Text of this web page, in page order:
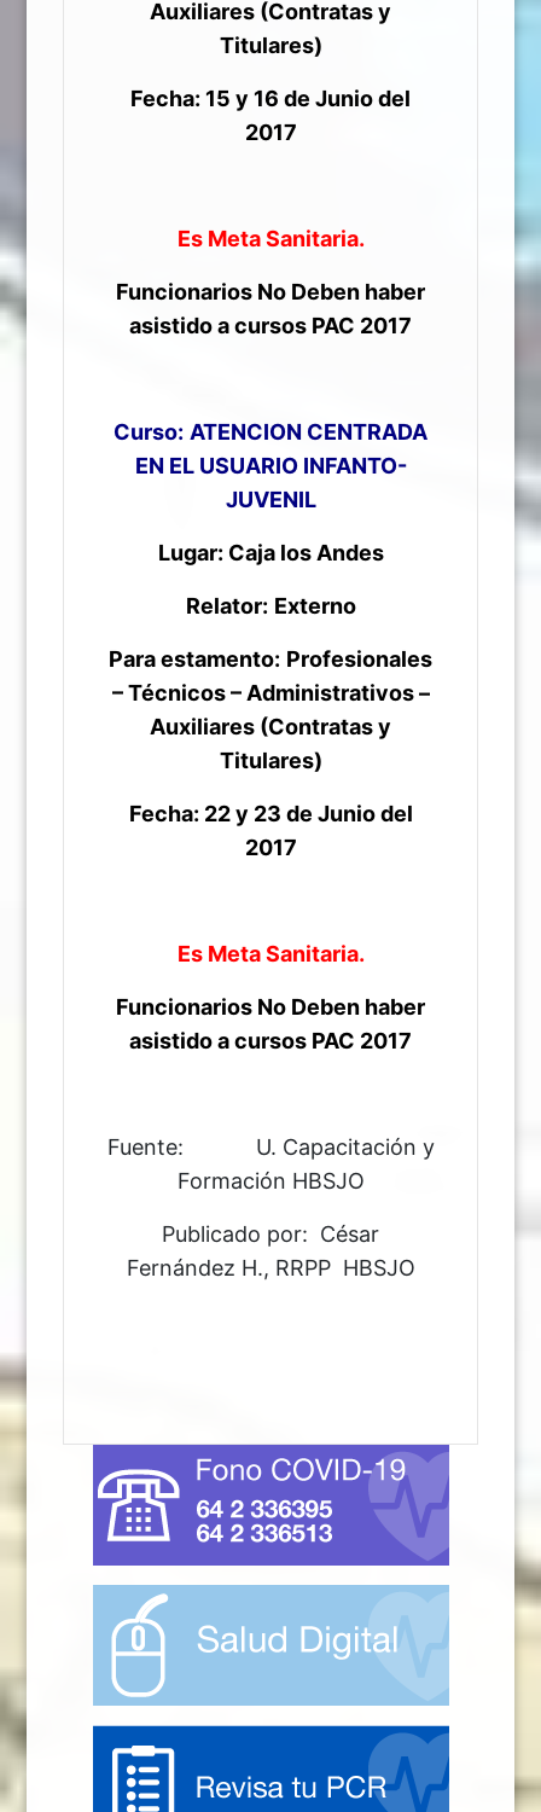
Auxiliares (Contratas y
Titulares)
Fecha: 15 y 16 de Junio del
2017
Es Meta Sanitaria.
Funcionarios No Deben haber
asistido a cursos PAC 2017
Curso: ATENCION CENTRADA
EN EL USUARIO INFANTO-
JUVENIL
Lugar: Caja los Andes
Relator: Externo
Para estamento: Profesionales
– Técnicos – Administrativos –
Auxiliares (Contratas y
Titulares)
Fecha: 22 y 23 de Junio del
2017
Es Meta Sanitaria.
Funcionarios No Deben haber
asistido a cursos PAC 2017
Fuente: U. Capacitación y
Formación HBSJO
Publicado por: César
Fernández H., RRPP HBSJO